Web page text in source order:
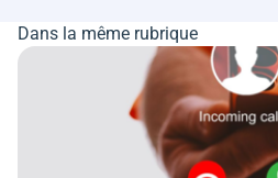
Dans la même rubrique